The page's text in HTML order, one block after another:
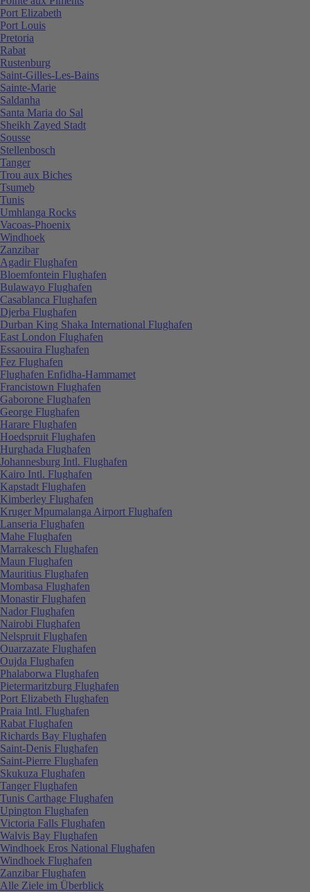
Port Elizabeth
Port Louis
Pretoria
Rabat
Rustenburg
Saint-Gilles-Les-Bains
Sainte-Marie
Saldanha
Santa Maria do Sal
Sheikh Zayed Stadt
Sousse
Stellenbosch
Tanger
Trou aux Biches
Tsumeb
Tunis
Umhlanga Rocks
Vacoas-Phoenix
Windhoek
Zanzibar
Agadir Flughafen
Bloemfontein Flughafen
Bulawayo Flughafen
Casablanca Flughafen
Djerba Flughafen
Durban King Shaka International Flughafen
East London Flughafen
Essaouira Flughafen
Fez Flughafen
Flughafen Enfidha-Hammamet
Francistown Flughafen
Gaborone Flughafen
George Flughafen
Harare Flughafen
Hoedspruit Flughafen
Hurghada Flughafen
Johannesburg Intl. Flughafen
Kairo Intl. Flughafen
Kapstadt Flughafen
Kimberley Flughafen
Kruger Mpumalanga Airport Flughafen
Lanseria Flughafen
Mahe Flughafen
Marrakesch Flughafen
Maun Flughafen
Mauritius Flughafen
Mombasa Flughafen
Monastir Flughafen
Nador Flughafen
Nairobi Flughafen
Nelspruit Flughafen
Ouarzazate Flughafen
Oujda Flughafen
Phalaborwa Flughafen
Pietermaritzburg Flughafen
Port Elizabeth Flughafen
Praia Intl. Flughafen
Rabat Flughafen
Richards Bay Flughafen
Saint-Denis Flughafen
Saint-Pierre Flughafen
Skukuza Flughafen
Tanger Flughafen
Tunis Carthage Flughafen
Upington Flughafen
Victoria Falls Flughafen
Walvis Bay Flughafen
Windhoek Eros National Flughafen
Windhoek Flughafen
Zanzibar Flughafen
Alle Ziele im Überblick